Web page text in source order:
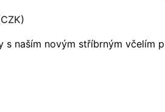
CZK)
s naším novým stříbrným včelím